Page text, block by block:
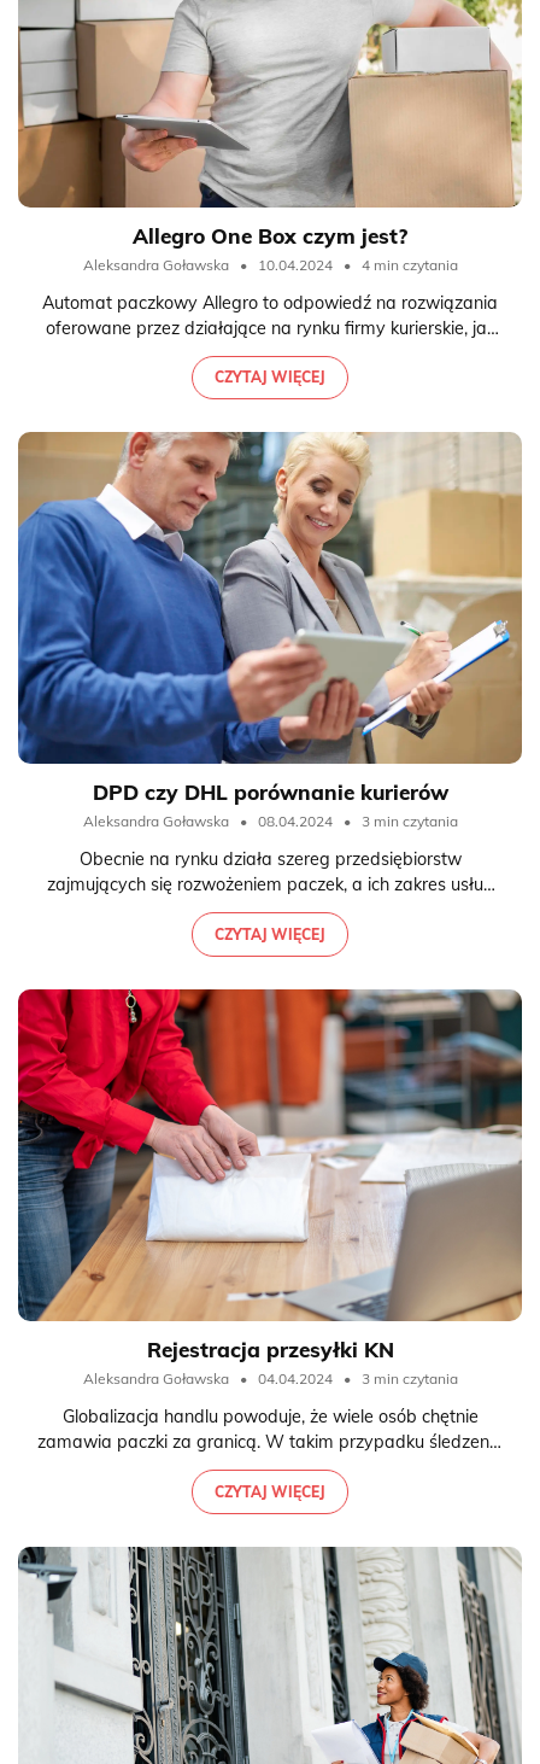
Allegro One Box czym jest?
Aleksandra Goławska • 10.04.2024 • 4 min czytania
Automat paczkowy Allegro to odpowiedź na rozwiązania
oferowane przez działające na rynku firmy kurierskie, jak
Paczkomaty InPost czy DPD Pickup. Można z nich
korzystać w ramach usługi Allegro, robiąc zakupy na
najbardziej znanym portalu aukcyjnym w Polsce.
Wyjaśniamy jak korzystać z automatu paczkowego i jak
szybko i wygodnie odebrać swoją paczkę.
CZYTAJ WIĘCEJ
DPD czy DHL porównanie kurierów
Aleksandra Goławska • 08.04.2024 • 3 min czytania
Obecnie na rynku działa szereg przedsiębiorstw
zajmujących się rozwożeniem paczek, a ich zakres usług
jest podobny. Jakie szczegóły powinny zwrócić uwagę
klientów? Porównujemy usługi DPD oraz DHL.
CZYTAJ WIĘCEJ
Rejestracja przesyłki KN
Aleksandra Goławska • 04.04.2024 • 3 min czytania
Globalizacja handlu powoduje, że wiele osób chętnie
zamawia paczki za granicą. W takim przypadku śledzenie
przesyłki jest trudniejsze, a ryzyko jej utraty - większe.
Ogromną popularnością cieszą się towary zamawiane
chociażby w Chinach za pośrednictwem portalu
AliExpress. Aby mieć dostęp do informacji o statusie
paczki od samego początku należy wybierać przesyłki
oznaczone KN. Co znaczy rejestracja przesyłki z KN i czy
warto się na nią decydować?
CZYTAJ WIĘCEJ